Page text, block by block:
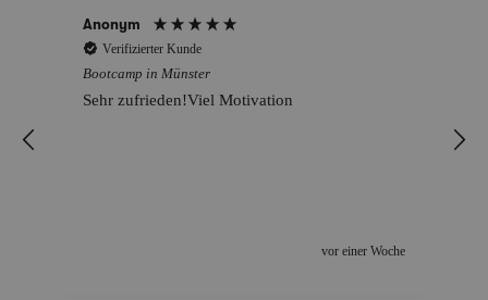
Anonym
Verifizierter Kunde
Bootcamp in Münster
Macht richtig Spaß und man merkt schnell
vor einer Woche